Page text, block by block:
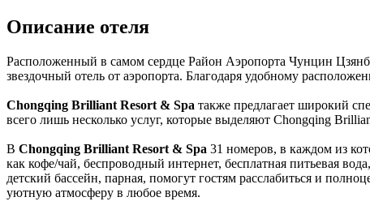
Описание отеля
Расположенный в самом сердце Район Аэропорта Чунцин
звездочный отель от аэропорта. Благодаря удобному
Chongqing Brilliant Resort & Spa также предлагает широкий
всего лишь несколько услуг, которые выделяют Chongqing
В Chongqing Brilliant Resort & Spa 31 номеров, в каждом из
как кофе/чай, беспроводный интернет, бесплатная питьевая
детский бассейн, парная, помогут гостям расслабиться и
уютную атмосферу в любое время.